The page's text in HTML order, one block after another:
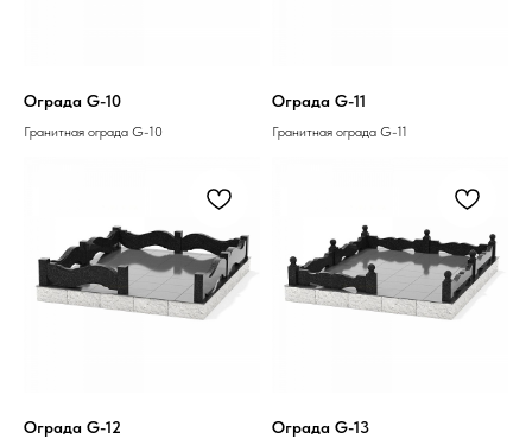
Ограда G-10
Гранитная ограда G-10
Ограда G-11
Гранитная ограда G-11
Ограда G-12 Ограда G-13